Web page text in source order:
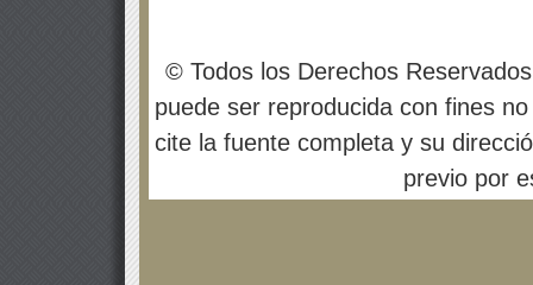
© Todos los Derechos
puede ser reproducida con fines
cite la fuente completa y su
previo por